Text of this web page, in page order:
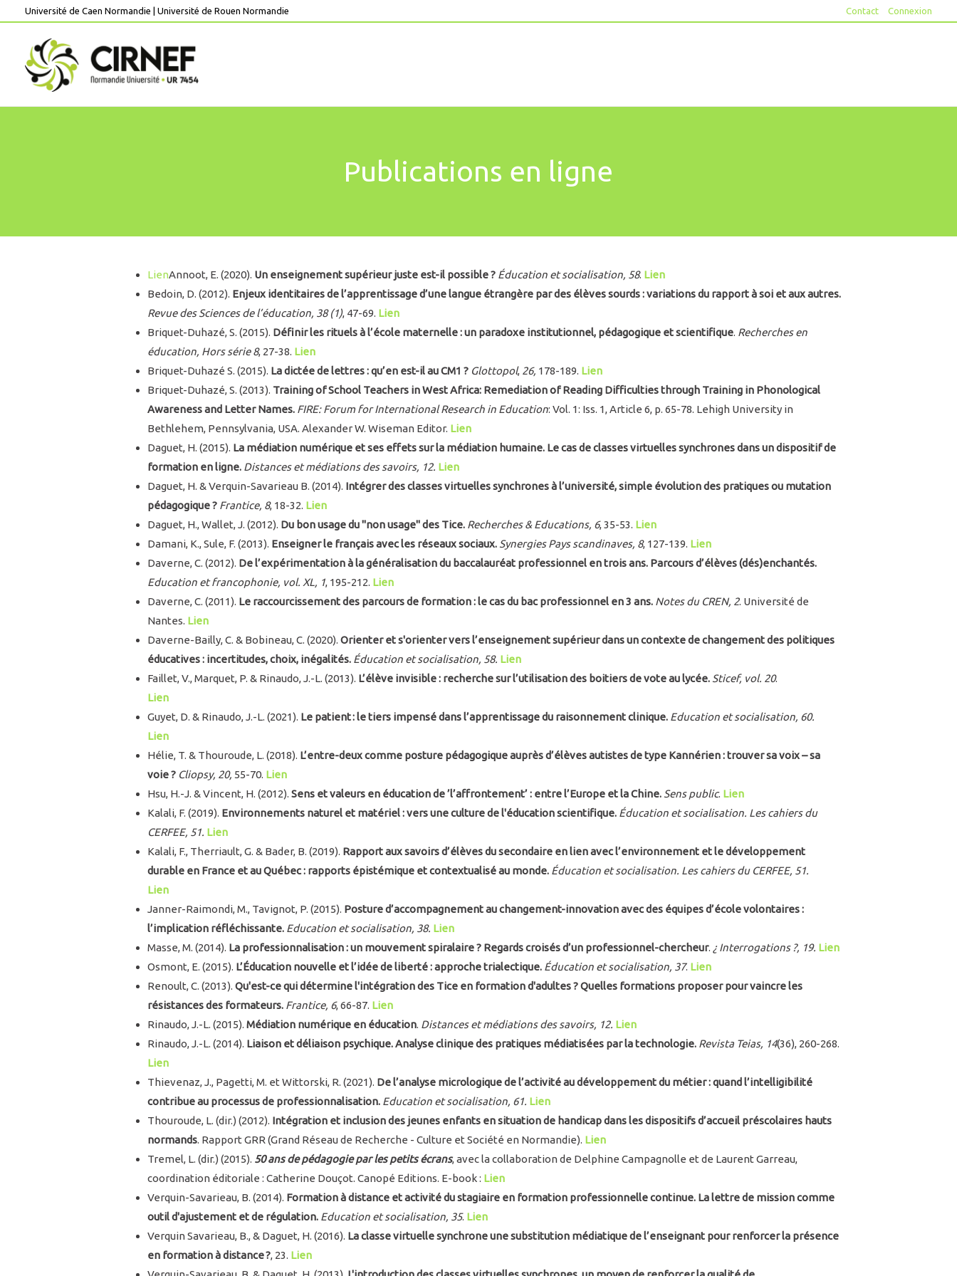
contenu
Université de Caen Normandie Université de Rouen Normandie Contact Connexion
Publications en ligne
LienAnnoot, E. (2020). Un enseignement supérieur juste est-il possible ? Éducation et socialisation, 58. Lien
Bedoin, D. (2012). Enjeux identitaires de l’apprentissage d’une langue étrangère par des élèves sourds : variations du rapport à soi et aux autres.
Revue des Sciences de l’éducation, 38 (1), 47-69. Lien
Briquet-Duhazé, S. (2015). Définir les rituels à l’école maternelle : un paradoxe institutionnel, pédagogique et scientifique. Recherches en
éducation, Hors série 8, 27-38. Lien
Briquet-Duhazé S. (2015). La dictée de lettres : qu’en est-il au CM1 ? Glottopol, 26, 178-189. Lien
Briquet-Duhazé, S. (2013). Training of School Teachers in West Africa: Remediation of Reading Difficulties through Training in Phonological
Awareness and Letter Names. FIRE: Forum for International Research in Education: Vol. 1: Iss. 1, Article 6, p. 65-78. Lehigh University in
Bethlehem, Pennsylvania, USA. Alexander W. Wiseman Editor. Lien
Daguet, H. (2015). La médiation numérique et ses effets sur la médiation humaine. Le cas de classes virtuelles synchrones dans un dispositif de
formation en ligne. Distances et médiations des savoirs, 12. Lien
Daguet, H. & Verquin-Savarieau B. (2014). Intégrer des classes virtuelles synchrones à l’université, simple évolution des pratiques ou mutation
pédagogique ? Frantice, 8, 18-32. Lien
Daguet, H., Wallet, J. (2012). Du bon usage du "non usage" des Tice. Recherches & Educations, 6, 35-53. Lien
Damani, K., Sule, F. (2013). Enseigner le français avec les réseaux sociaux. Synergies Pays scandinaves, 8, 127-139. Lien
Daverne, C. (2012). De l’expérimentation à la généralisation du baccalauréat professionnel en trois ans. Parcours d’élèves (dés)enchantés.
Education et francophonie, vol. XL, 1, 195-212. Lien
Daverne, C. (2011). Le raccourcissement des parcours de formation : le cas du bac professionnel en 3 ans. Notes du CREN, 2. Université de
Nantes. Lien
Daverne-Bailly, C. & Bobineau, C. (2020). Orienter et s'orienter vers l’enseignement supérieur dans un contexte de changement des politiques
éducatives : incertitudes, choix, inégalités. Éducation et socialisation, 58. Lien
Faillet, V., Marquet, P. & Rinaudo, J.-L. (2013). L’élève invisible : recherche sur l’utilisation des boitiers de vote au lycée. Sticef, vol. 20.
Lien
Guyet, D. & Rinaudo, J.-L. (2021). Le patient : le tiers impensé dans l’apprentissage du raisonnement clinique. Education et socialisation, 60.
Lien
Hélie, T. & Thouroude, L. (2018). L’entre-deux comme posture pédagogique auprès d’élèves autistes de type Kannérien : trouver sa voix – sa
voie ? Cliopsy, 20, 55-70. Lien
Hsu, H.-J. & Vincent, H. (2012). Sens et valeurs en éducation de ’l’affrontement’ : entre l’Europe et la Chine. Sens public. Lien
Kalali, F. (2019). Environnements naturel et matériel : vers une culture de l'éducation scientifique. Éducation et socialisation. Les cahiers du
CERFEE, 51. Lien
Kalali, F., Therriault, G. & Bader, B. (2019). Rapport aux savoirs d’élèves du secondaire en lien avec l’environnement et le développement
durable en France et au Québec : rapports épistémique et contextualisé au monde. Éducation et socialisation. Les cahiers du CERFEE, 51.
Lien
Janner-Raimondi, M., Tavignot, P. (2015). Posture d’accompagnement au changement-innovation avec des équipes d’école volontaires :
l’implication réfléchissante. Education et socialisation, 38. Lien
Masse, M. (2014). La professionnalisation : un mouvement spiralaire ? Regards croisés d’un professionnel-chercheur. ¿ Interrogations ?, 19. Lien
Osmont, E. (2015). L’Éducation nouvelle et l’idée de liberté : approche trialectique. Éducation et socialisation, 37. Lien
Renoult, C. (2013). Qu'est-ce qui détermine l'intégration des Tice en formation d'adultes ? Quelles formations proposer pour vaincre les
résistances des formateurs. Frantice, 6, 66-87. Lien
Rinaudo, J.-L. (2015). Médiation numérique en éducation. Distances et médiations des savoirs, 12. Lien
Rinaudo, J.-L. (2014). Liaison et déliaison psychique. Analyse clinique des pratiques médiatisées par la technologie. Revista Teias, 14(36), 260-268.
Lien
Thievenaz, J., Pagetti, M. et Wittorski, R. (2021). De l’analyse micrologique de l’activité au développement du métier : quand l’intelligibilité
contribue au processus de professionnalisation. Education et socialisation, 61. Lien
Thouroude, L. (dir.) (2012). Intégration et inclusion des jeunes enfants en situation de handicap dans les dispositifs d’accueil préscolaires hauts
normands. Rapport GRR (Grand Réseau de Recherche - Culture et Société en Normandie). Lien
Tremel, L. (dir.) (2015). 50 ans de pédagogie par les petits écrans, avec la collaboration de Delphine Campagnolle et de Laurent Garreau,
coordination éditoriale : Catherine Douçot. Canopé Editions. E-book : Lien
Verquin-Savarieau, B. (2014). Formation à distance et activité du stagiaire en formation professionnelle continue. La lettre de mission comme
outil d'ajustement et de régulation. Education et socialisation, 35. Lien
Verquin Savarieau, B., & Daguet, H. (2016). La classe virtuelle synchrone une substitution médiatique de l’enseignant pour renforcer la présence
en formation à distance ?, 23. Lien